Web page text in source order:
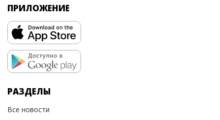
ПРИЛОЖЕНИЕ
РАЗДЕЛЫ
Все новости